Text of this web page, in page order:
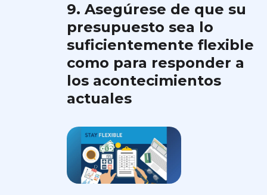
9. Asegúrese de que su
presupuesto sea lo
suficientemente flexible
como para responder a
los acontecimientos
actuales